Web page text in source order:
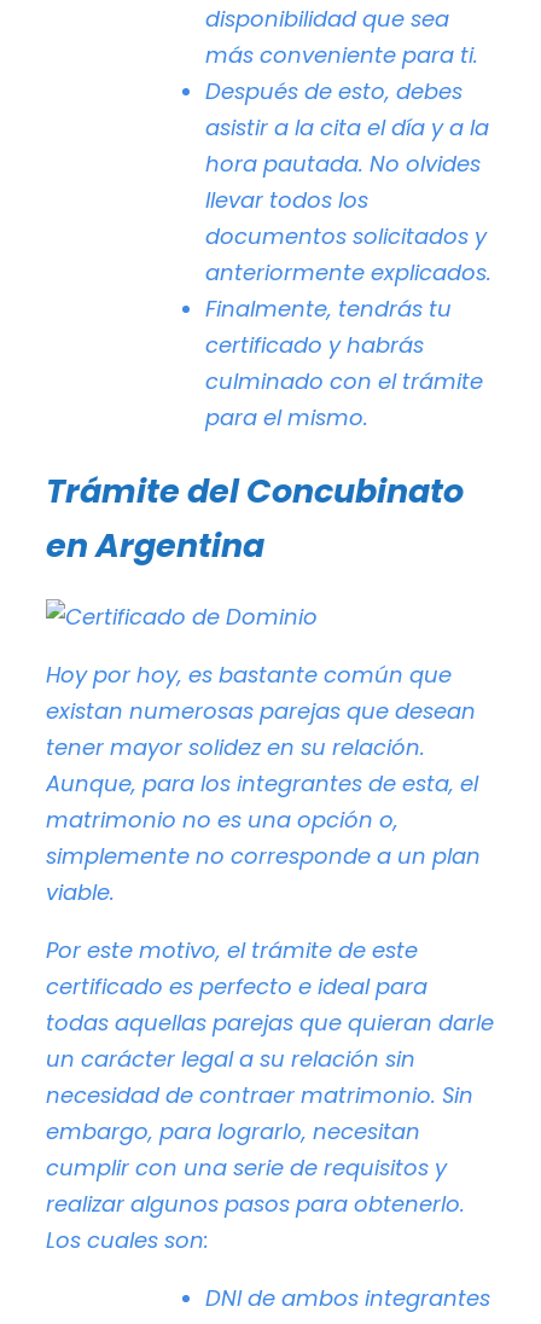
disponibilidad que sea
más conveniente para ti.
Después de esto, debes
asistir a la cita el día y a la
hora pautada. No olvides
llevar todos los
documentos solicitados y
anteriormente explicados.
Finalmente, tendrás tu
certificado y habrás
culminado con el trámite
para el mismo.
Trámite del Concubinato
en Argentina
Hoy por hoy, es bastante común que
existan numerosas parejas que desean
tener mayor solidez en su relación.
Aunque, para los integrantes de esta, el
matrimonio no es una opción o,
simplemente no corresponde a un plan
viable.
Por este motivo, el trámite de este
certificado es perfecto e ideal para
todas aquellas parejas que quieran darle
un carácter legal a su relación sin
necesidad de contraer matrimonio. Sin
embargo, para lograrlo, necesitan
cumplir con una serie de requisitos y
realizar algunos pasos para obtenerlo.
Los cuales son:
DNI de ambos integrantes